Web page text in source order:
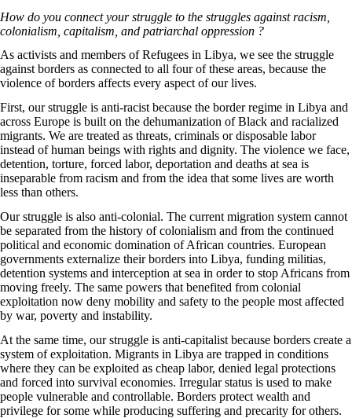
How do you connect your struggle to the struggles against racism,
colonialism, capitalism, and patriarchal oppression ?
As activists and members ofRefugees in Libya, we see the struggle
against borders as connected to all four of these areas, because the
violence of borders affects every aspect of our lives.
First, our struggle is anti-racist because the border regime in Libya and
across Europe is built on the dehumanization of Black and racialized
migrants. We are treated as threats, criminals or disposable labor
instead of human beings with rights and dignity. The violence we face,
detention, torture, forced labor, deportation and deaths at sea is
inseparable from racism and from the idea that some lives are worth
less than others.
Our struggle is also anti-colonial. The current migration system cannot
be separated from the history of colonialism and from the continued
political and economic domination of African countries. European
governments externalize their borders into Libya, funding militias,
detention systems and interception at sea in order to stop Africans from
moving freely. The same powers that benefited from colonial
exploitation now deny mobility and safety to the people most affected
by war, poverty and instability.
At the same time, our struggle is anti-capitalist because borders create a
system of exploitation. Migrants in Libya are trapped in conditions
where they can be exploited as cheap labor, denied legal protections
and forced into survival economies. Irregular status is used to make
people vulnerable and controllable. Borders protect wealth and
privilege for some while producing suffering and precarity for others.